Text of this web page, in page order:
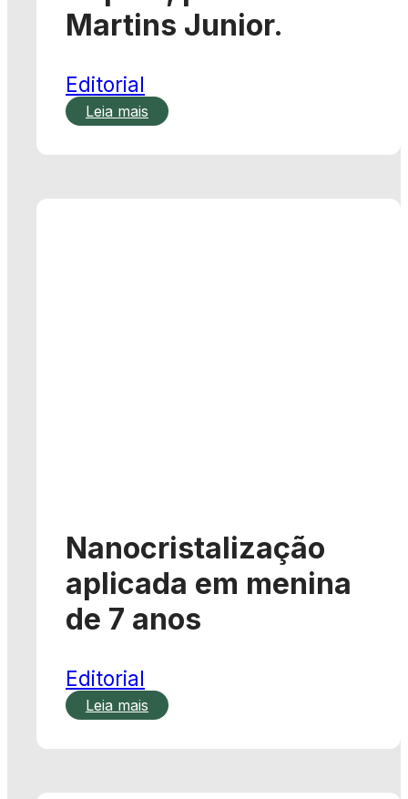
Martins Junior.
Editorial
Leia mais
Nanocristalização
aplicada em menina
de 7 anos
Editorial
Leia mais